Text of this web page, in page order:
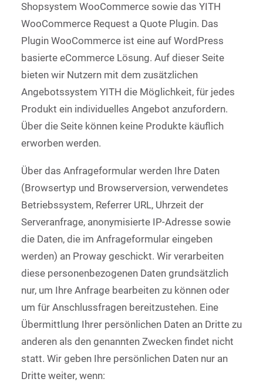
Shopsystem WooCommerce sowie das YITH
WooCommerce Request a Quote Plugin. Das
Plugin WooCommerce ist eine auf WordPress
basierte eCommerce Lösung. Auf dieser Seite
bieten wir Nutzern mit dem zusätzlichen
Angebotssystem YITH die Möglichkeit, für jedes
Produkt ein individuelles Angebot anzufordern.
Über die Seite können keine Produkte käuflich
erworben werden.
Über das Anfrageformular werden Ihre Daten
(Browsertyp und Browserversion, verwendetes
Betriebssystem, Referrer URL, Uhrzeit der
Serveranfrage, anonymisierte IP-Adresse sowie
die Daten, die im Anfrageformular eingeben
werden) an Proway geschickt. Wir verarbeiten
diese personenbezogenen Daten grundsätzlich
nur, um Ihre Anfrage bearbeiten zu können oder
um für Anschlussfragen bereitzustehen. Eine
Übermittlung Ihrer persönlichen Daten an Dritte zu
anderen als den genannten Zwecken findet nicht
statt. Wir geben Ihre persönlichen Daten nur an
Dritte weiter, wenn: